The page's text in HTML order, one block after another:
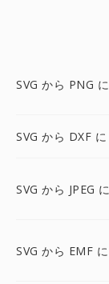
SVG から PNG に
SVG から DXF に
SVG から JPEG に
SVG から EMF に